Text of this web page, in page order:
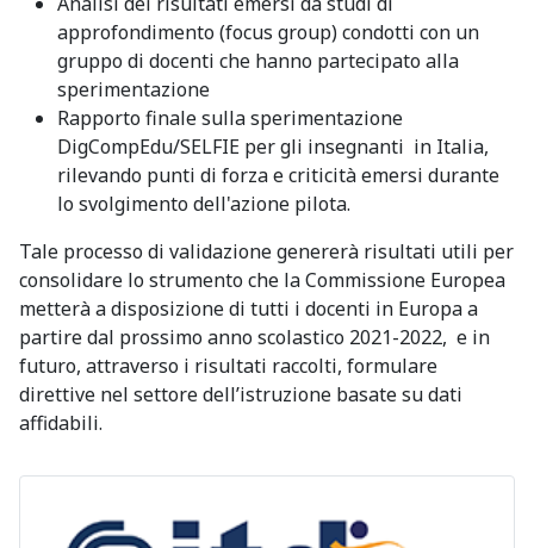
approfondimento (focus group) condotti con un
gruppo di docenti che hanno partecipato alla
sperimentazione
Rapporto finale sulla sperimentazione
DigCompEdu/SELFIE per gli insegnanti in Italia,
rilevando punti di forza e criticità emersi durante
lo svolgimento dell'azione pilota.
Tale processo di validazione genererà risultati utili per
consolidare lo strumento che la Commissione Europea
metterà a disposizione di tutti i docenti in Europa a
partire dal prossimo anno scolastico 2021-2022, e in
futuro, attraverso i risultati raccolti, formulare
direttive nel settore dell’istruzione basate su dati
affidabili.